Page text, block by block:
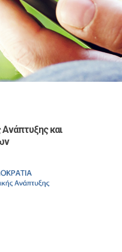
και